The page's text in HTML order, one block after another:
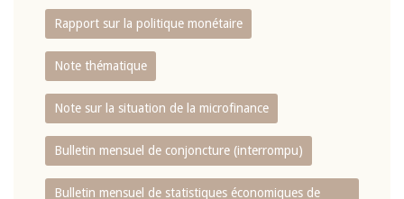
Rapport sur la politique monétaire
Note thématique
Note sur la situation de la microfinance
Bulletin mensuel de conjoncture (interrompu)
Bulletin mensuel de statistiques économiques de